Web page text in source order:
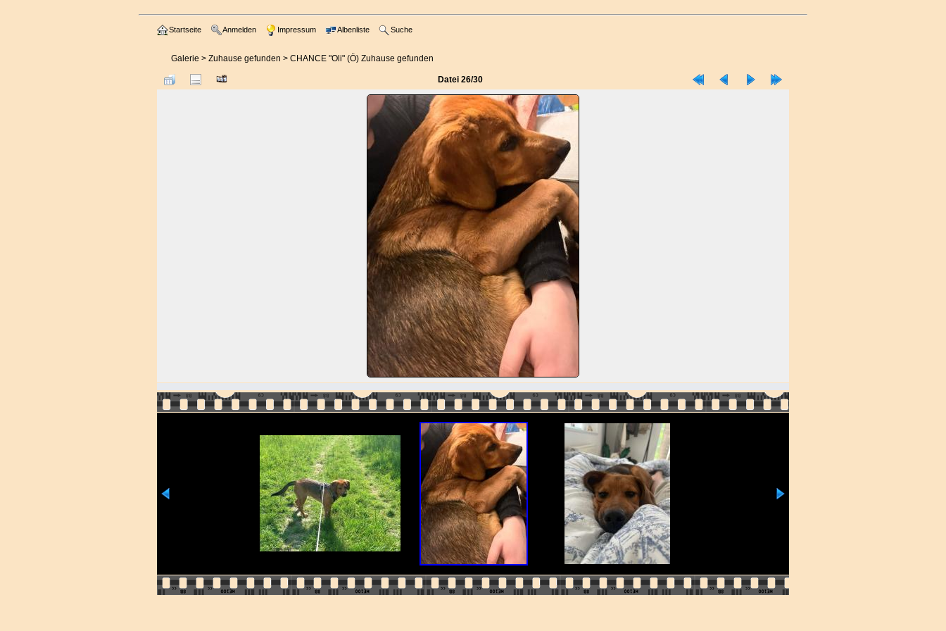
Startseite Anmelden Impressum Albenliste Suche
Galerie > Zuhause gefunden > CHANCE "Oli" (Ö) Zuhause gefunden
Datei 26/30